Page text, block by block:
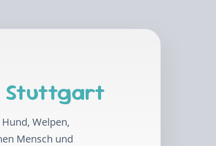
Stuttgart
Welpen,
Mensch und